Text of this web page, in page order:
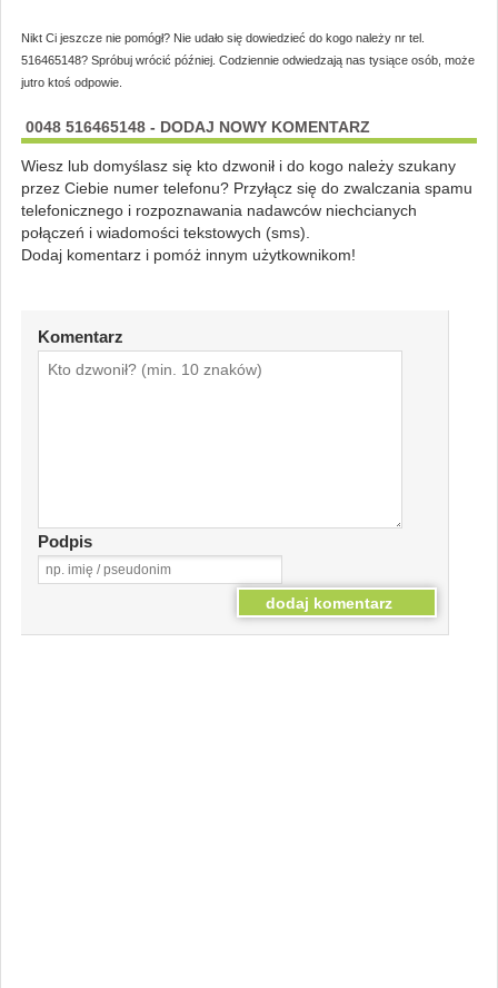
Nikt Ci jeszcze nie pomógł? Nie udało się dowiedzieć do kogo należy nr tel.
516465148? Spróbuj wrócić później. Codziennie odwiedzają nas tysiące osób, może
jutro ktoś odpowie.
0048 516465148 - DODAJ NOWY KOMENTARZ
Wiesz lub domyślasz się kto dzwonił i do kogo należy szukany
przez Ciebie numer telefonu? Przyłącz się do zwalczania spamu
telefonicznego i rozpoznawania nadawców niechcianych
połączeń i wiadomości tekstowych (sms).
Dodaj komentarz i pomóż innym użytkownikom!
Komentarz
Podpis